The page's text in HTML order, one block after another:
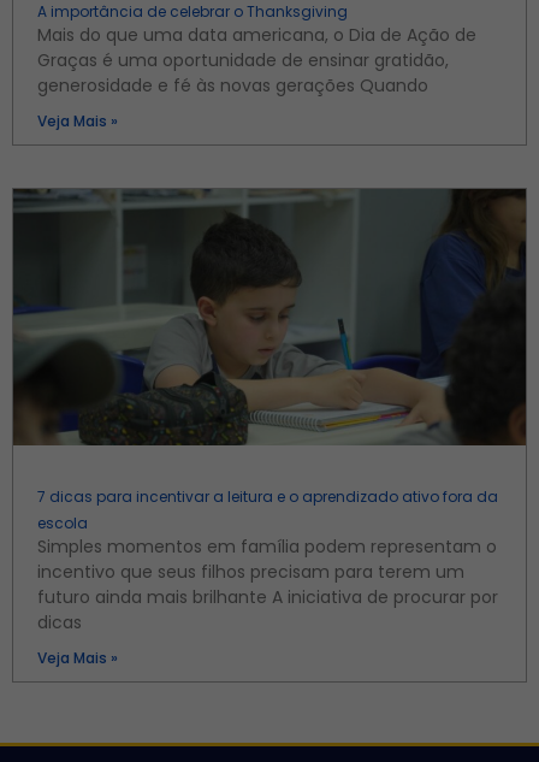
A importância de celebrar o Thanksgiving
Mais do que uma data americana, o Dia de Ação de
Graças é uma oportunidade de ensinar gratidão,
generosidade e fé às novas gerações Quando
Veja Mais »
7 dicas para incentivar a leitura e o aprendizado ativo fora da
escola
Simples momentos em família podem representam o
incentivo que seus filhos precisam para terem um
futuro ainda mais brilhante A iniciativa de procurar por
dicas
Veja Mais »